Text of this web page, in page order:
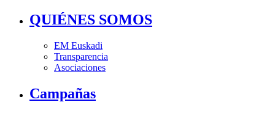
QUIÉNES SOMOS
EM Euskadi
Transparencia
Asociaciones
Campañas